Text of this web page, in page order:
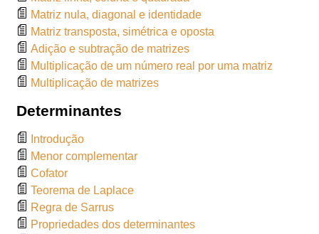
Matriz nula, diagonal e identidade
Matriz transposta, simétrica e oposta
Adição e subtração de matrizes
Multiplicação de um número real por uma matriz
Multiplicação de matrizes
Determinantes
Introdução
Menor complementar
Cofator
Teorema de Laplace
Regra de Sarrus
Propriedades dos determinantes